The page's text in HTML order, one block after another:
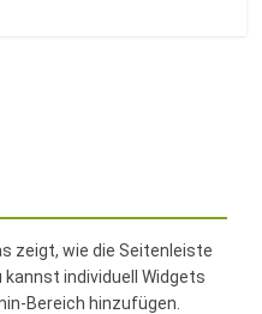
zeigt, wie die Seitenleiste
individuell Widgets
Bereich hinzufügen.